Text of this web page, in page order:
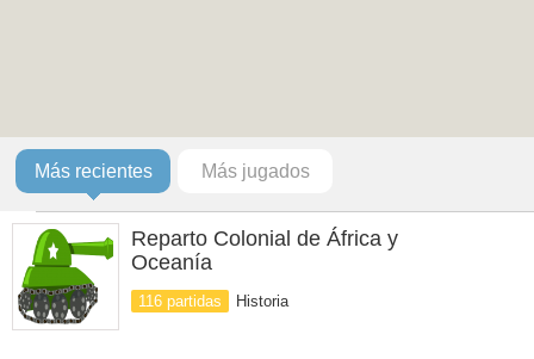
Más recientes Más jugados
Reparto Colonial de África y
Oceanía
116 partidas Historia